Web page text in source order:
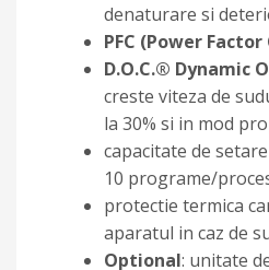
denaturare si
PFC (Power
D.O.C.® Dynamic
creste viteza de
la 30% si in mod
capacitate de setare
10 programe/
protectie termica
aparatul in caz de
Optional: unitate